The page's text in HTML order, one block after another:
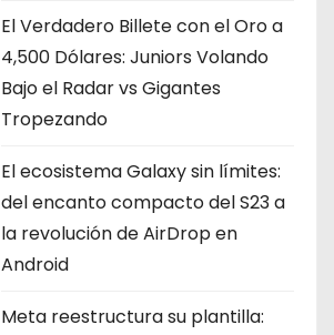
El Verdadero Billete con el Oro a
4,500 Dólares: Juniors Volando
Bajo el Radar vs Gigantes
Tropezando
El ecosistema Galaxy sin límites:
del encanto compacto del S23 a
la revolución de AirDrop en
Android
Meta reestructura su plantilla: